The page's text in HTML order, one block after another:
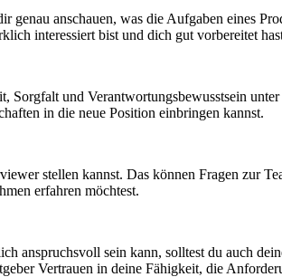
genau anschauen, was die Aufgaben eines
interessiert bist und dich gut vorbereitet
Sorgfalt und Verantwortungsbewusstsein
in die neue Position einbringen kannst.
stellen kannst. Das können Fragen zur
erfahren möchtest.
anspruchsvoll sein kann, solltest du auch
Vertrauen in deine Fähigkeit, die